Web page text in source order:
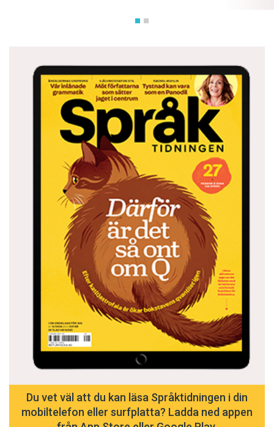
Du vet väl att du kan läsa Språktidningen i din
mobiltelefon eller surfplatta? Ladda ned appen